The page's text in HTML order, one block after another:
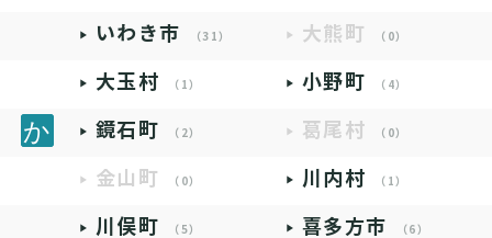
いわき市 （31） 大熊町 （0）
大玉村 （1） 小野町 （4）
鏡石町 （2） 葛尾村 （0）
金山町 （0） 川内村 （1）
川俣町 （5） 喜多方市 （6）